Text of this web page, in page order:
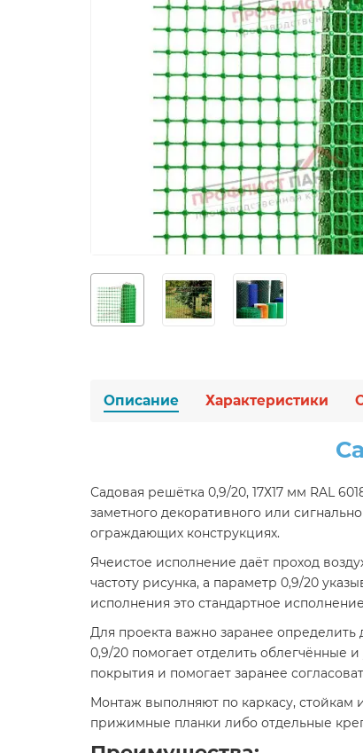
Описание Характеристики
Садовая решётка 0,9/20, 17Х17 мм RAL
заметного декоративного или
ограждающих конструкциях.
Ячеистое исполнение даёт проход
частоту рисунка, а параметр 0,9/20
исполнения это стандартное
Для проекта важно заранее определить
0,9/20 помогает отделить облегчённые
покрытия и помогает заранее
Монтаж выполняют по каркасу, стойкам
прижимные планки либо отдельные